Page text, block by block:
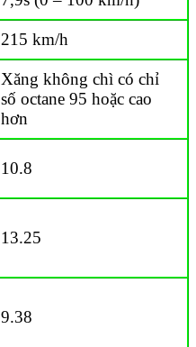
215 km/h
Xăng không chì có chỉ
số octane 95 hoặc cao
hơn
10.8
13.25
9.38